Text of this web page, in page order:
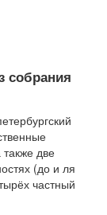
собрания
две
(до и ля
частный